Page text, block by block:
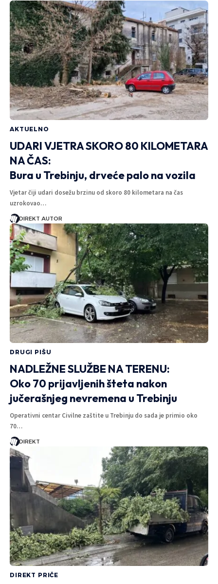
AKTUELNO
UDARI VJETRA SKORO 80 KILOMETARA
NA ČAS:
Bura u Trebinju, drveće palo na vozila
Vjetar čiji udari dosežu brzinu od skoro 80 kilometara na čas
uzrokovao…
DIREKT AUTOR
DRUGI PIŠU
NADLEŽNE SLUŽBE NA TERENU:
Oko 70 prijavljenih šteta nakon
jučerašnjeg nevremena u Trebinju
Operativni centar Civilne zaštite u Trebinju do sada je primio oko
70…
DIREKT
DIREKT PRIČE